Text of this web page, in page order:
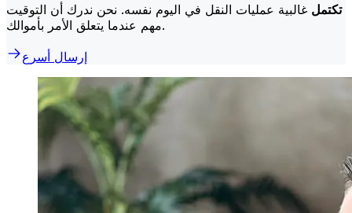
تكتمل غالبية عمليات النقل في اليوم نفسه. نحن ندرك أن التوقيت
مهم عندما يتعلق الأمر بأموالك.
إرسال أسرع